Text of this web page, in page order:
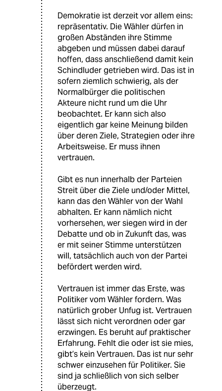
Demokratie ist derzeit vor allem eins:
repräsentativ. Die Wähler dürfen in
großen Abständen ihre Stimme
abgeben und müssen dabei darauf
hoffen, dass anschließend damit kein
Schindluder getrieben wird. Das ist in
sofern ziemlich schwierig, als der
Normalbürger die politischen
Akteure nicht rund um die Uhr
beobachtet. Er kann sich also
eigentlich gar keine Meinung bilden
über deren Ziele, Strategien oder ihre
Arbeitsweise. Er muss ihnen
vertrauen.
Gibt es nun innerhalb der Parteien
Streit über die Ziele und/oder Mittel,
kann das den Wähler von der Wahl
abhalten. Er kann nämlich nicht
vorhersehen, wer siegen wird in der
Debatte und ob in Zukunft das, was
er mit seiner Stimme unterstützen
will, tatsächlich auch von der Partei
befördert werden wird.
Vertrauen ist immer das Erste, was
Politiker vom Wähler fordern. Was
natürlich grober Unfug ist. Vertrauen
lässt sich nicht verordnen oder gar
erzwingen. Es beruht auf praktischer
Erfahrung. Fehlt die oder ist sie mies,
gibt’s kein Vertrauen. Das ist nur sehr
schwer einzusehen für Politiker. Sie
sind ja schließlich von sich selber
überzeugt.